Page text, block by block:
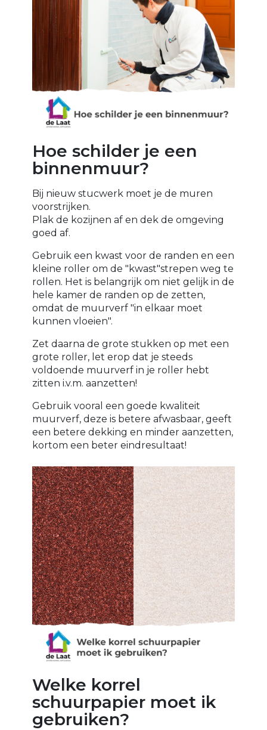
Hoe schilder je een
binnenmuur?
Bij nieuw stucwerk moet je de muren
voorstrijken.
Plak de kozijnen af en dek de omgeving
goed af.
Gebruik een kwast voor de randen en een
kleine roller om de "kwast"strepen weg te
rollen. Het is belangrijk om niet gelijk in de
hele kamer de randen op de zetten,
omdat de muurverf "in elkaar moet
kunnen vloeien".
Zet daarna de grote stukken op met een
grote roller, let erop dat je steeds
voldoende muurverf in je roller hebt
zitten i.v.m. aanzetten!
Gebruik vooral een goede kwaliteit
muurverf, deze is betere afwasbaar, geeft
een betere dekking en minder aanzetten,
kortom een beter eindresultaat!
Welke korrel
schuurpapier moet ik
gebruiken?